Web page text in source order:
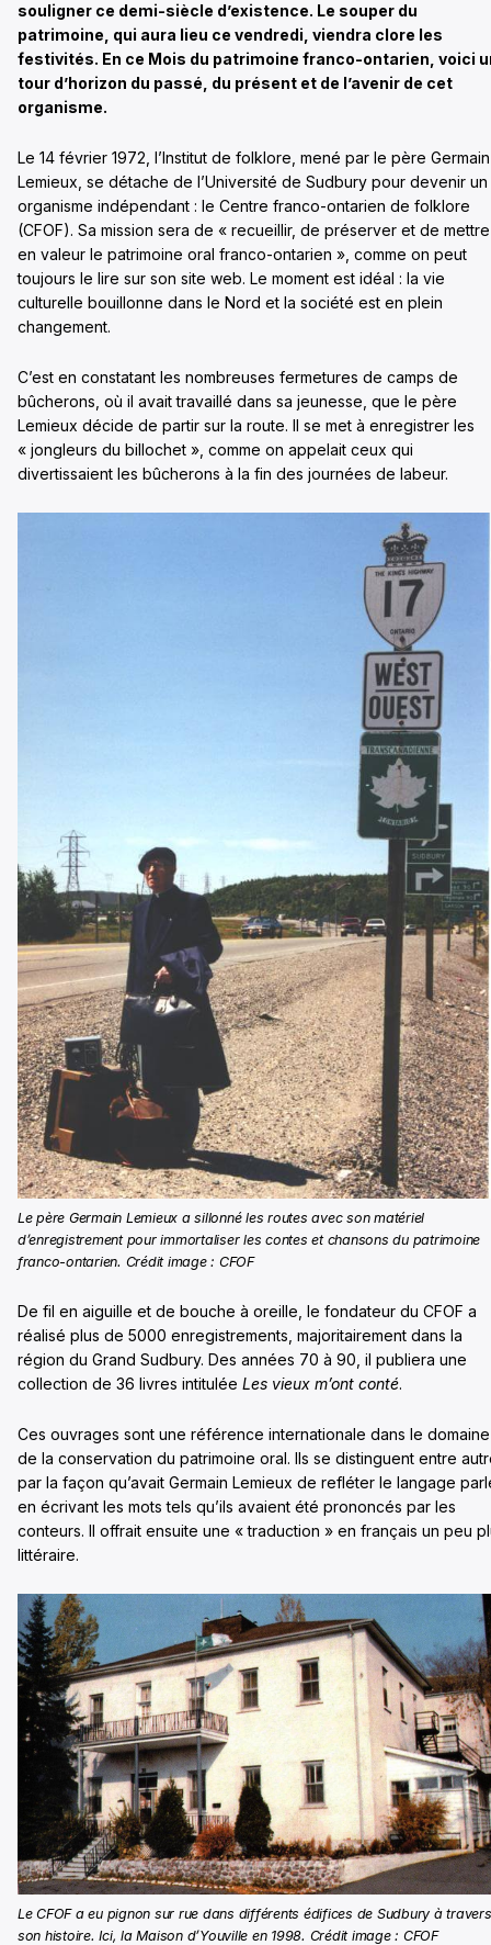
souligner ce demi-siècle d’existence. Le souper du
patrimoine, qui aura lieu ce vendredi, viendra clore les
festivités. En ce Mois du patrimoine franco-ontarien, voici
tour d’horizon du passé, du présent et de l’avenir de cet
organisme.
Le 14 février 1972, l’Institut de folklore, mené par le père Germain
Lemieux, se détache de l’Université de Sudbury pour devenir un
organisme indépendant : le Centre franco-ontarien de folklore
(CFOF). Sa mission sera de « recueillir, de préserver et de mettre
en valeur le patrimoine oral franco-ontarien », comme on peut
toujours le lire sur son site web. Le moment est idéal : la vie
culturelle bouillonne dans le Nord et la société est en plein
changement.
C’est en constatant les nombreuses fermetures de camps de
bûcherons, où il avait travaillé dans sa jeunesse, que le père
Lemieux décide de partir sur la route. Il se met à enregistrer les
« jongleurs du billochet », comme on appelait ceux qui
divertissaient les bûcherons à la fin des journées de labeur.
Le père Germain Lemieux a sillonné les routes avec son matériel
d’enregistrement pour immortaliser les contes et chansons du patrimoine
franco-ontarien. Crédit image : CFOF
De fil en aiguille et de bouche à oreille, le fondateur du CFOF a
réalisé plus de 5000 enregistrements, majoritairement dans la
région du Grand Sudbury. Des années 70 à 90, il publiera une
collection de 36 livres intitulée Les vieux m’ont conté.
Ces ouvrages sont une référence internationale dans le domaine
de la conservation du patrimoine oral. Ils se distinguent entre
par la façon qu’avait Germain Lemieux de refléter le langage
en écrivant les mots tels qu’ils avaient été prononcés par les
conteurs. Il offrait ensuite une « traduction » en français un peu
littéraire.
Le CFOF a eu pignon sur rue dans différents édifices de Sudbury à travers
son histoire. Ici, la Maison d’Youville en 1998. Crédit image : CFOF